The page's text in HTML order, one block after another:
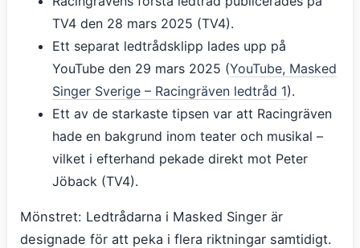
TV4 den 28 mars 2025 (TV4).
Ett separat ledtrådsklipp lades upp på
YouTube den 29 mars 2025 (YouTube, Masked
Singer Sverige – Racingräven ledtråd 1).
Ett av de starkaste tipsen var att Racingräven
hade en bakgrund inom teater och musikal –
vilket i efterhand pekade direkt mot Peter
Jöback (TV4).
Mönstret: Ledtrådarna i Masked Singer är
designade för att peka i flera riktningar samtidigt.